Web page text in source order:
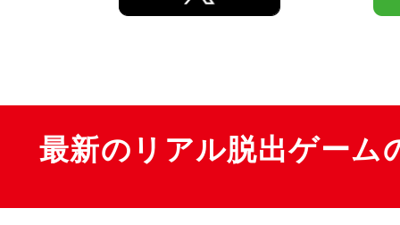
最新のリアル脱出ゲーム